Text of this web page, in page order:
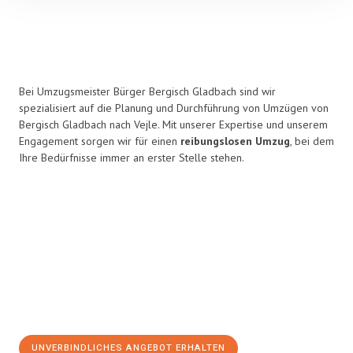
Bei Umzugsmeister Bürger Bergisch Gladbach sind wir
spezialisiert auf die Planung und Durchführung von Umzügen von
Bergisch Gladbach nach Vejle. Mit unserer Expertise und unserem
Engagement sorgen wir für einen reibungslosen Umzug, bei dem
Ihre Bedürfnisse immer an erster Stelle stehen.
UNVERBINDLICHES ANGEBOT ERHALTEN